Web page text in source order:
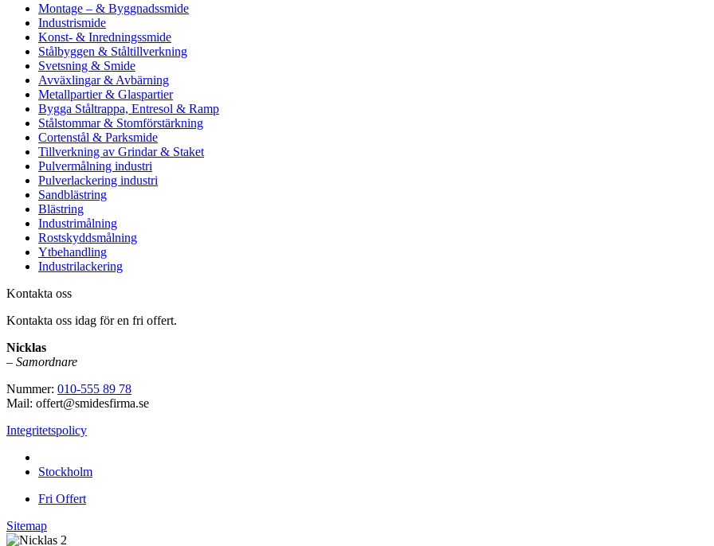
Montage – & Byggnadssmide
Industrismide
Konst- & Inredningssmide
Stålbyggen & Ståltillverkning
Svetsning & Smide
Avväxlingar & Avbärning
Metallpartier & Glaspartier
Bygga Ståltrappa, Entresol & Ramp
Stålstommar & Stomförstärkning
Cortenstål & Parksmide
Tillverkning av Grindar & Staket
Pulvermålning industri
Pulverlackering industri
Sandblästring
Blästring
Industrimålning
Rostskyddsmålning
Ytbehandling
Industrilackering
Kontakta oss
Kontakta oss idag för en fri offert.
Nicklas
– Samordnare
Nummer: 010-555 89 78
Mail: offert@smidesfirma.se
Integritetspolicy
Stockholm
Fri Offert
Sitemap